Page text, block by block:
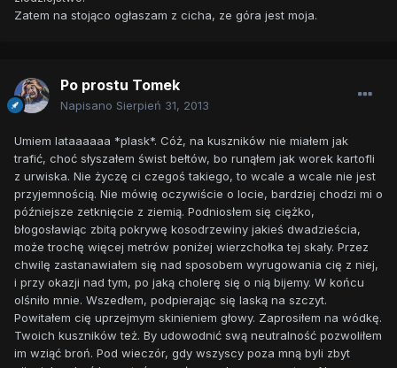
Zatem na stojąco ogłaszam z cicha, ze góra jest moja.
Po prostu Tomek
Napisano Sierpień 31, 2013
Umiem lataaaaaa *plask*. Cóż, na kuszników nie miałem jak
trafić, choć słyszałem świst bełtów, bo runąłem jak worek kartofli
z urwiska. Nie życzę ci czegoś takiego, to wcale a wcale nie jest
przyjemnością. Nie mówię oczywiście o locie, bardziej chodzi mi o
późniejsze zetknięcie z ziemią. Podniosłem się ciężko,
błogosławiąc zbitą pokrywę kosodrzewiny jakieś dwadzieścia,
może trochę więcej metrów poniżej wierzchołka tej skały. Przez
chwilę zastanawiałem się nad sposobem wyrugowania cię z niej,
i przy okazji nad tym, po jaką cholerę się o nią bijemy. W końcu
olśniło mnie. Wszedłem, podpierając się laską na szczyt.
Powitałem cię uprzejmym skinieniem głowy. Zaprosiłem na wódkę.
Twoich kuszników też. By udowodnić swą neutralność pozwoliłem
im wziąć broń. Pod wieczór, gdy wszyscy poza mną byli zbyt